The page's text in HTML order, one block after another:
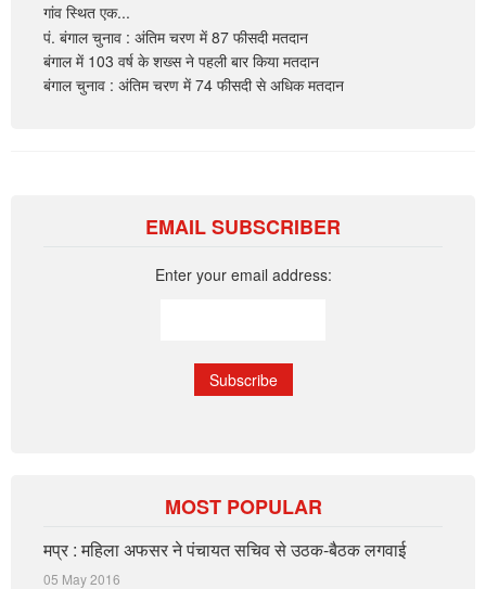
गांव स्थित एक...
पं. बंगाल चुनाव : अंतिम चरण में 87 फीसदी मतदान
बंगाल में 103 वर्ष के शख्स ने पहली बार किया मतदान
बंगाल चुनाव : अंतिम चरण में 74 फीसदी से अधिक मतदान
EMAIL SUBSCRIBER
Enter your email address:
MOST POPULAR
मप्र : महिला अफसर ने पंचायत सचिव से उठक-बैठक लगवाई
05 May 2016